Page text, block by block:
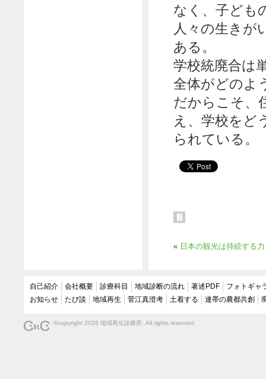
なく、子ども
人々の生きが
ある。
学校統廃合は
全体がどのよ
だからこそ、
え、学校をど
られている。
« 日本の観光は持続する
自己紹介 会社概要 診療科目 地域診断の流れ 著述PDF
フォトギャ
お知らせ
たび談 地域再生 菅江真澄考 土着する 連帯の農都共創
©copyright 2026 地域再生診療所. All rights reserved.